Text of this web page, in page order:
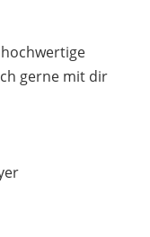
gerne mit dir